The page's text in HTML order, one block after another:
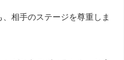
相手のステージを尊重しま